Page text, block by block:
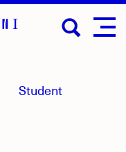
Student